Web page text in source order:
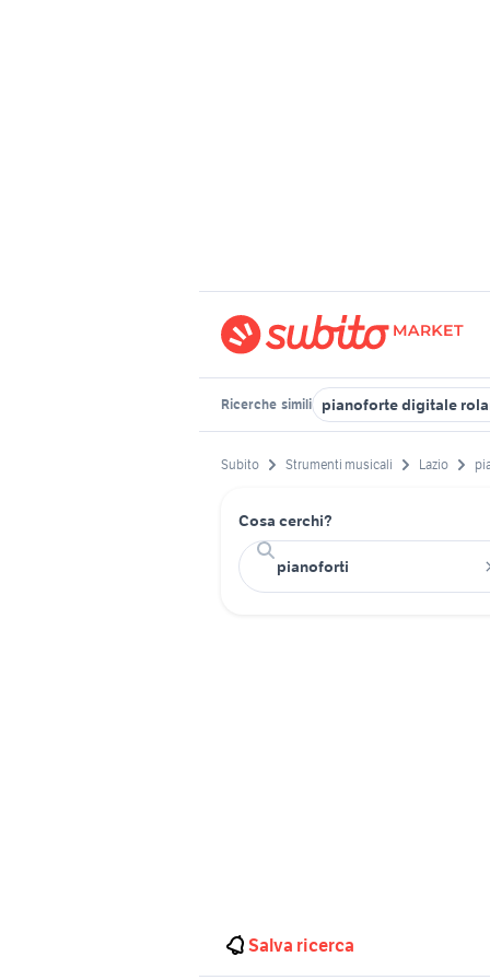
Ricerche simili pianoforte digitale
Subito Strumenti musicali Lazio
Cosa cerchi?
Salva ricerca